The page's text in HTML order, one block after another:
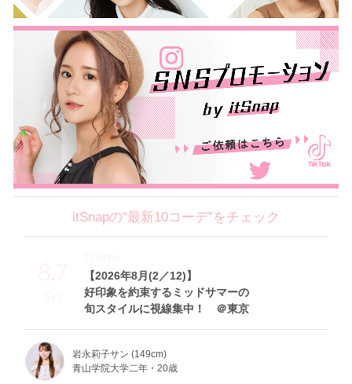
itSnapの“最新10コーデ”をチェック
8.7
Fri
【2026年8月(2／12)】
好印象を約束するミッドサマーの
旬スタイルに視線集中！ ＠東京
Theme
岩永莉子サン (149cm)
青山学院大学二年・20歳